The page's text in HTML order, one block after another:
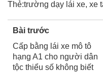
Thẻ:trường dạy lái xe, xe
Bài trước
Cấp bằng lái xe mô tô
hạng A1 cho người dân
tộc thiểu số không biết